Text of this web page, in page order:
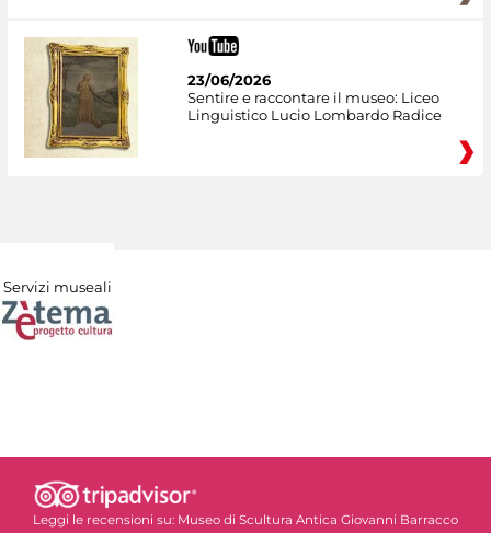
23/06/2026
Sentire e raccontare il museo: Liceo
Linguistico Lucio Lombardo Radice
Servizi museali
Leggi le recensioni su: Museo di Scultura Antica Giovanni Barracco